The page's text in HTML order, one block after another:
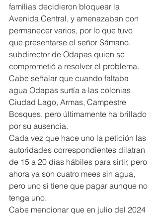
familias decidieron bloquear la
Avenida Central, y amenazaban con
permanecer varios, por lo que tuvo
que presentarse el señor Sámano,
subdirector de Odapas quien se
comprometió a resolver el problema.
Cabe señalar que cuando faltaba
agua Odapas surtía a las colonias
Ciudad Lago, Armas, Campestre
Bosques, pero últimamente ha brillado
por su ausencia.
Cada vez que hace uno la petición las
autoridades correspondientes dilatran
de 15 a 20 días hábiles para sirtir, pero
ahora ya son cuatro mees sin agua,
pero uno si tiene que pagar aunque no
tenga uno.
Cabe mencionar que en julio del 2024